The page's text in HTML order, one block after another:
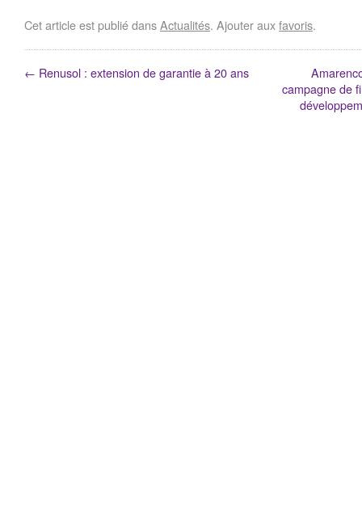
Cet article est publié dansActualités. Ajouter auxfavoris.
← Renusol : extension de garantie à 20 ans
campagne de